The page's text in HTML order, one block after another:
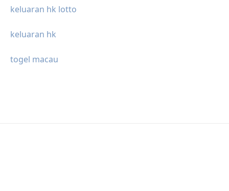
keluaran hk lotto
keluaran hk
togel macau